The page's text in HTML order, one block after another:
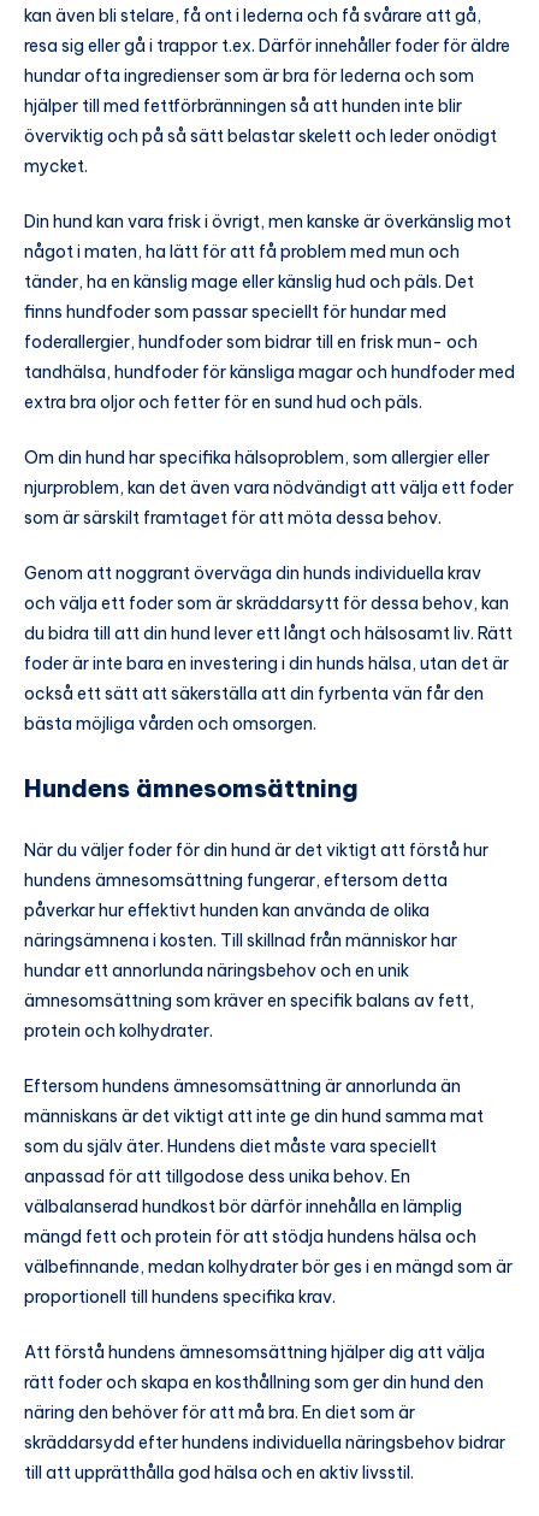
kan även bli stelare, få ont i lederna och få svårare att gå,
resa sig eller gå i trappor t.ex. Därför innehåller foder för äldre
hundar ofta ingredienser som är bra för lederna och som
hjälper till med fettförbränningen så att hunden inte blir
överviktig och på så sätt belastar skelett och leder onödigt
mycket.
Din hund kan vara frisk i övrigt, men kanske är överkänslig mot
något i maten, ha lätt för att få problem med mun och
tänder, ha en känslig mage eller känslig hud och päls. Det
finns hundfoder som passar speciellt för hundar med
foderallergier, hundfoder som bidrar till en frisk mun- och
tandhälsa, hundfoder för känsliga magar och hundfoder med
extra bra oljor och fetter för en sund hud och päls.
Om din hund har specifika hälsoproblem, som allergier eller
njurproblem, kan det även vara nödvändigt att välja ett foder
som är särskilt framtaget för att möta dessa behov.
Genom att noggrant överväga din hunds individuella krav
och välja ett foder som är skräddarsytt för dessa behov, kan
du bidra till att din hund lever ett långt och hälsosamt liv. Rätt
foder är inte bara en investering i din hunds hälsa, utan det är
också ett sätt att säkerställa att din fyrbenta vän får den
bästa möjliga vården och omsorgen.
Hundens ämnesomsättning
När du väljer foder för din hund är det viktigt att förstå hur
hundens ämnesomsättning fungerar, eftersom detta
påverkar hur effektivt hunden kan använda de olika
näringsämnena i kosten. Till skillnad från människor har
hundar ett annorlunda näringsbehov och en unik
ämnesomsättning som kräver en specifik balans av fett,
protein och kolhydrater.
Eftersom hundens ämnesomsättning är annorlunda än
människans är det viktigt att inte ge din hund samma mat
som du själv äter. Hundens diet måste vara speciellt
anpassad för att tillgodose dess unika behov. En
välbalanserad hundkost bör därför innehålla en lämplig
mängd fett och protein för att stödja hundens hälsa och
välbefinnande, medan kolhydrater bör ges i en mängd som är
proportionell till hundens specifika krav.
Att förstå hundens ämnesomsättning hjälper dig att välja
rätt foder och skapa en kosthållning som ger din hund den
näring den behöver för att må bra. En diet som är
skräddarsydd efter hundens individuella näringsbehov bidrar
till att upprätthålla god hälsa och en aktiv livsstil.